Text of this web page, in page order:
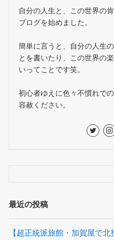
自分の人生と、この世界の
ブログを始めました。
簡単に言うと、自分の人生
とを書いたり、この世界の
いってことです笑。
初心者ゆえに色々不慣れで
容赦ください。
最近の投稿
【超正統派旅館・加賀屋で